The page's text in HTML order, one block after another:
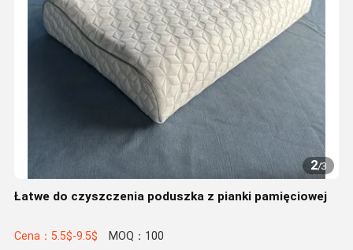
2/3
Łatwe do czyszczenia poduszka z pianki pamięciowej
Cena：5.5$-9.5$ MOQ：100